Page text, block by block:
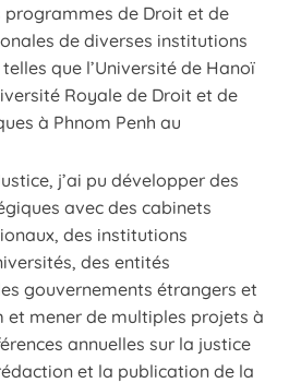
programmes de Droit et de
de diverses institutions
que l’Université de Hanoï
Royale de Droit et de
à Phnom Penh au
j’ai pu développer des
avec des cabinets
des institutions
des entités
gouvernements étrangers et
et mener de multiples projets à
annuelles sur la justice
et la publication de la